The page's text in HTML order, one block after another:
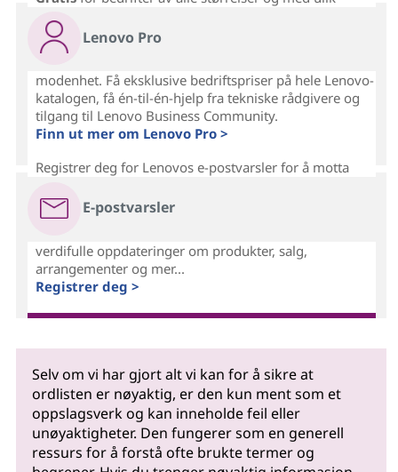
Lenovo Pro
modenhet. Få eksklusive bedriftspriser på hele Lenovo-
katalogen, få én-til-én-hjelp fra tekniske rådgivere og
tilgang til Lenovo Business Community.
Finn ut mer om Lenovo Pro >
E-postvarsler
Registrer deg for Lenovos e-postvarsler for å motta
verdifulle oppdateringer om produkter, salg,
arrangementer og mer...
Registrer deg >
Selv om vi har gjort alt vi kan for å sikre at
ordlisten er nøyaktig, er den kun ment som et
oppslagsverk og kan inneholde feil eller
unøyaktigheter. Den fungerer som en generell
ressurs for å forstå ofte brukte termer og